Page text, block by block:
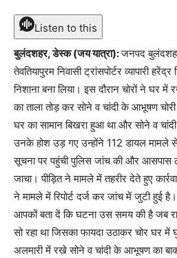
Listen to this
बुलंदशहर, डेस्क (जय यात्रा):जनपद
तेवतियापुरम निवासी ट्रांसपोर्टर व्यापारी
निशाना बना लिया। इस दौरान चोरों ने घर
का ताला तोड़ कर सोने व चांदी के आभूषण
घर का सामान बिखरा हुआ था और सोने व
उनके होश उड़ गए उन्होंने 112 डायल मामले
सूचना पर पहुंची पुलिस जांच की और आसपास
जाचा। पीड़ित ने मामले में तहरीर देते हुए
ने मामले में रिपोर्ट दर्ज कर जांच में जुटी हुई है।
आपकों बता दें कि घटना उस समय की है जब
सो रहा था जिसका फायदा उठाकर चोर घर
अलमारी में रखे सोने व चांदी के आभूषण का